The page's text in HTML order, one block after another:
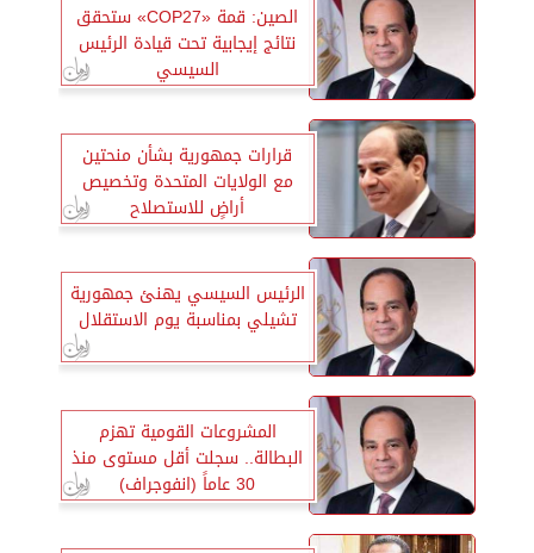
الصين: قمة «COP27» ستحقق
نتائج إيجابية تحت قيادة الرئيس
السيسي
قرارات جمهورية بشأن منحتين
مع الولايات المتحدة وتخصيص
أراضٍ للاستصلاح
الرئيس السيسي يهنئ جمهورية
تشيلي بمناسبة يوم الاستقلال
المشروعات القومية تهزم
البطالة.. سجلت أقل مستوى منذ
30 عاماً (انفوجراف)